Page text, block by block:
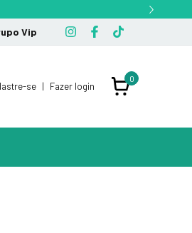
Vip
se | Fazer login
0